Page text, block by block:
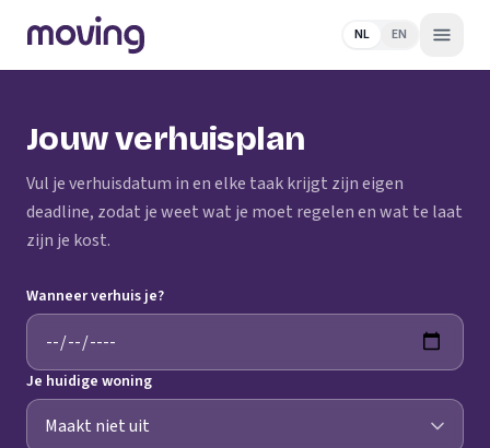
NL EN
Jouw verhuisplan
Vul je verhuisdatum in en elke taak krijgt zijn eigen
deadline, zodat je weet wat je moet regelen en wat te laat
zijn je kost.
Wanneer verhuis je?
Je huidige woning